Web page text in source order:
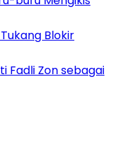
Blokir
Fadli Zon sebagai